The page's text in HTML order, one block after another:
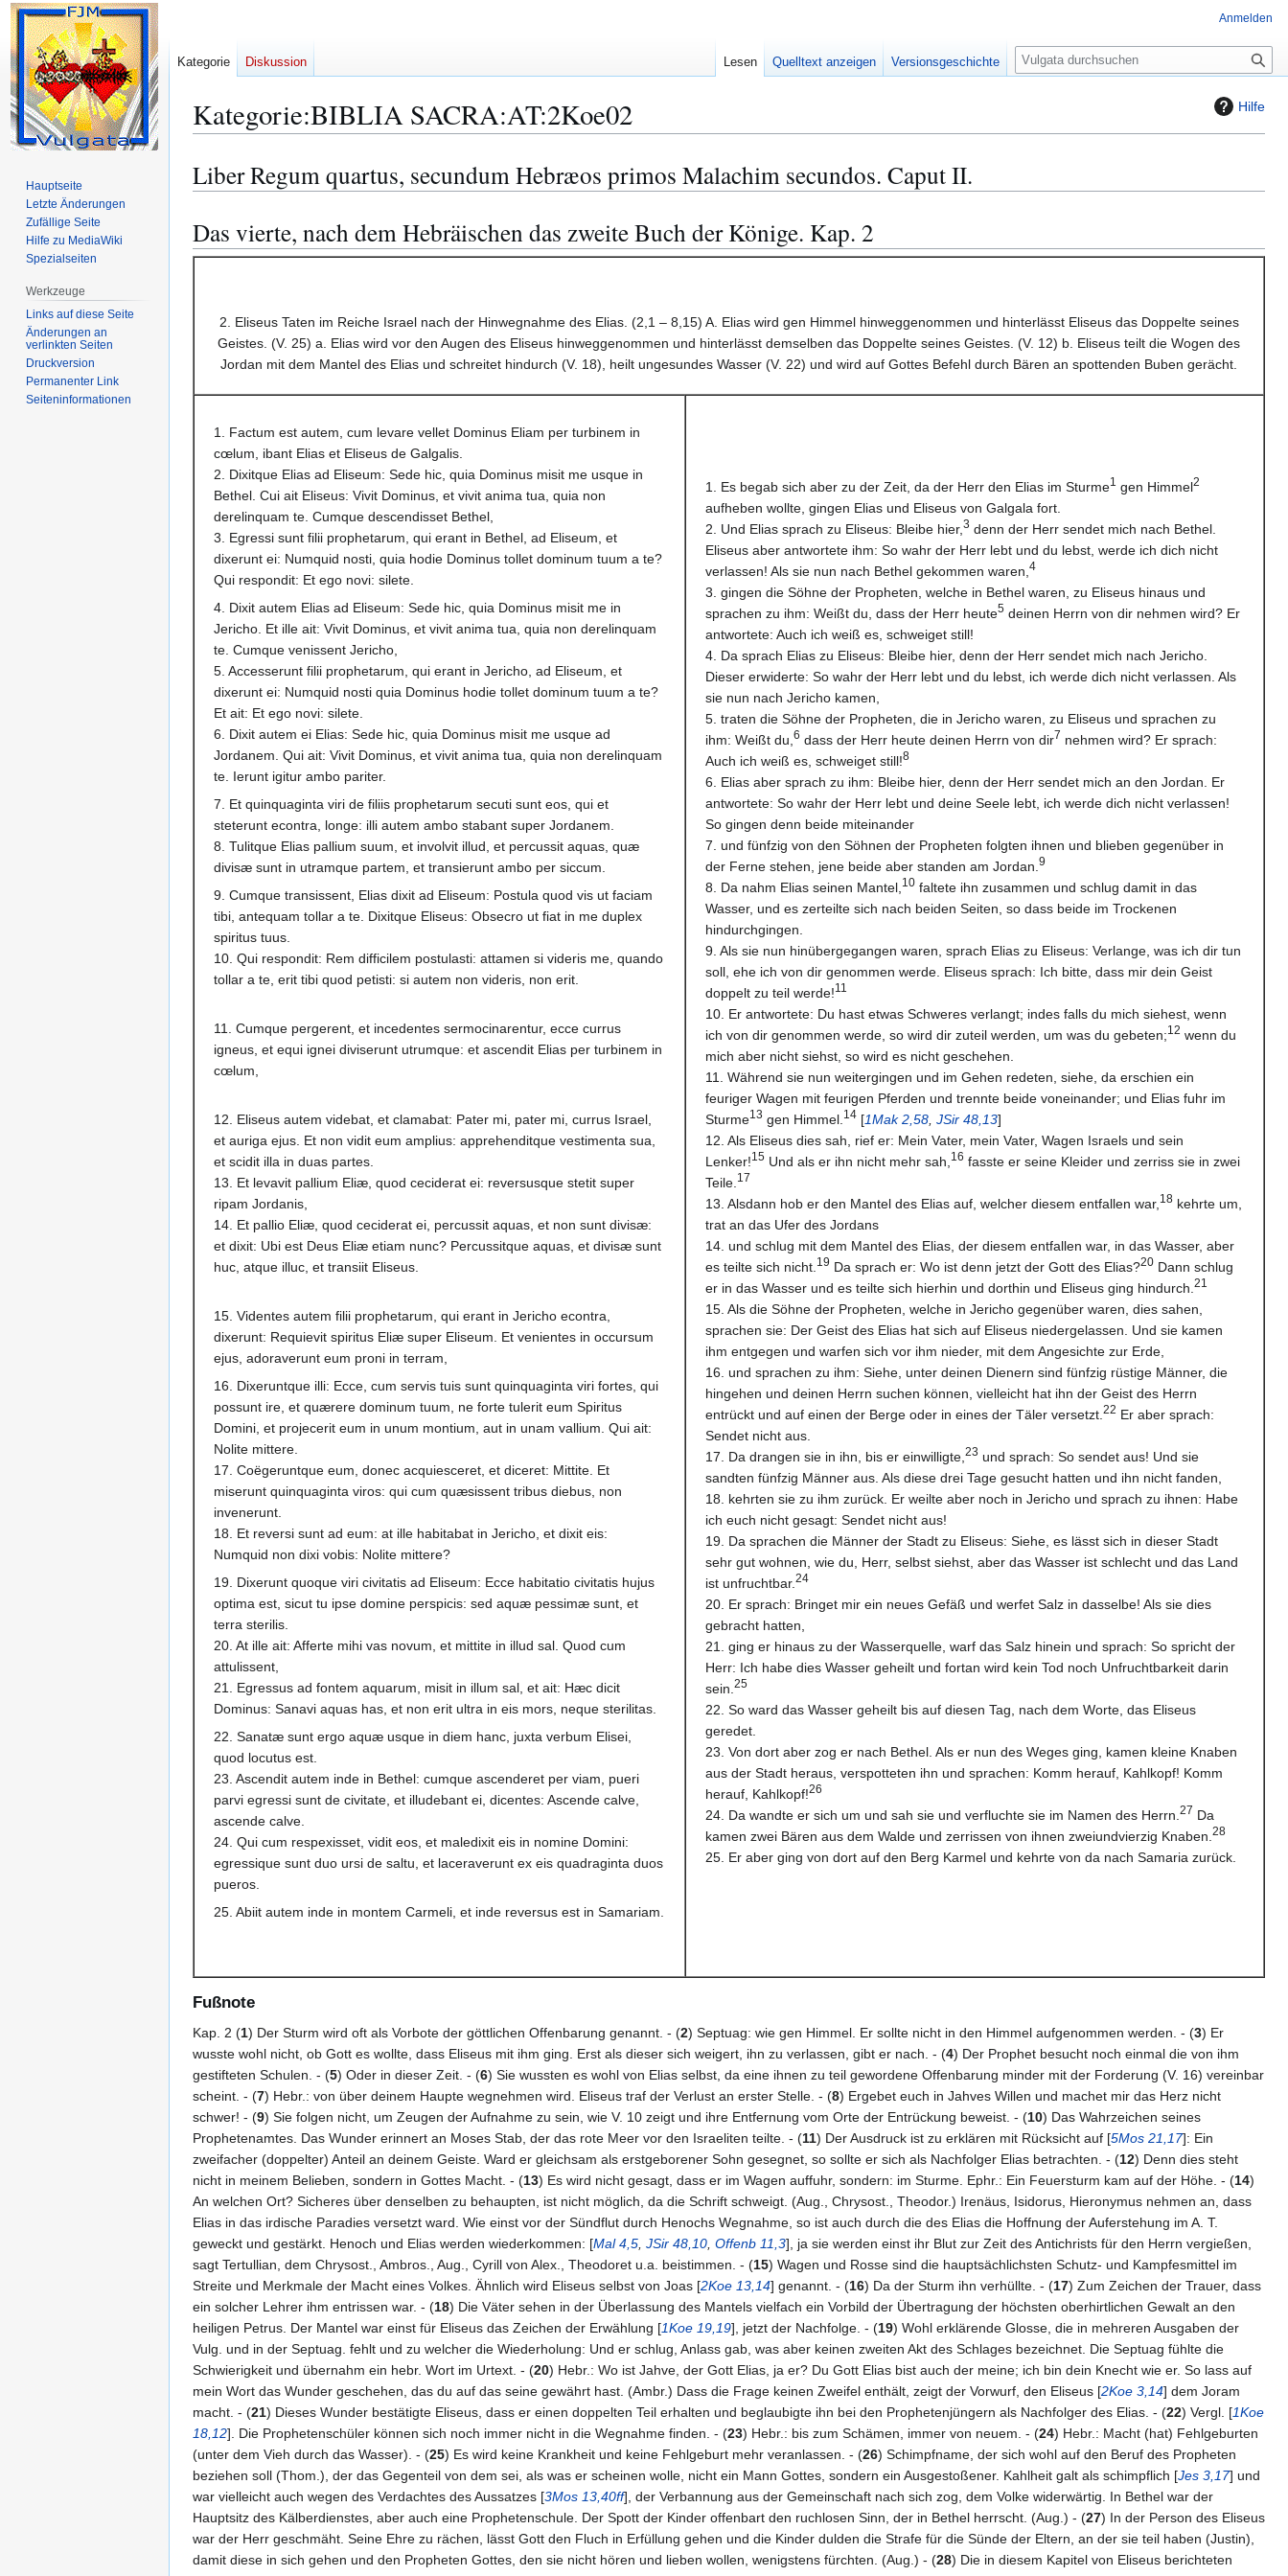
Hilfe
Kategorie:BIBLIA SACRA:AT:2Koe02
Zur
Navigation
Zur
Suche
Liber Regum quartus, secundum Hebræos primos Malachim secundos. Caput II.
Das vierte, nach dem Hebräischen das zweite Buch der Könige. Kap. 2
2. Eliseus Taten im Reiche Israel nach der Hinwegnahme des Elias. (2,1 – 8,15) A. Elias wird gen Himmel hinweggenommen und hinterlässt Eliseus das Doppelte seines
Geistes. (V. 25) a. Elias wird vor den Augen des Eliseus hinweggenommen und hinterlässt demselben das Doppelte seines Geistes. (V. 12) b. Eliseus teilt die Wogen des
Jordan mit dem Mantel des Elias und schreitet hindurch (V. 18), heilt ungesundes Wasser (V. 22) und wird auf Gottes Befehl durch Bären an spottenden Buben gerächt.
1. Factum est autem, cum levare vellet Dominus Eliam per turbinem in
cœlum, ibant Elias et Eliseus de Galgalis.
2. Dixitque Elias ad Eliseum: Sede hic, quia Dominus misit me usque in
Bethel. Cui ait Eliseus: Vivit Dominus, et vivit anima tua, quia non
derelinquam te. Cumque descendisset Bethel,
3. Egressi sunt filii prophetarum, qui erant in Bethel, ad Eliseum, et
dixerunt ei: Numquid nosti, quia hodie Dominus tollet dominum tuum a te?
Qui respondit: Et ego novi: silete.
4. Dixit autem Elias ad Eliseum: Sede hic, quia Dominus misit me in
Jericho. Et ille ait: Vivit Dominus, et vivit anima tua, quia non derelinquam
te. Cumque venissent Jericho,
5. Accesserunt filii prophetarum, qui erant in Jericho, ad Eliseum, et
dixerunt ei: Numquid nosti quia Dominus hodie tollet dominum tuum a te?
Et ait: Et ego novi: silete.
6. Dixit autem ei Elias: Sede hic, quia Dominus misit me usque ad
Jordanem. Qui ait: Vivit Dominus, et vivit anima tua, quia non derelinquam
te. Ierunt igitur ambo pariter.
7. Et quinquaginta viri de filiis prophetarum secuti sunt eos, qui et
steterunt econtra, longe: illi autem ambo stabant super Jordanem.
8. Tulitque Elias pallium suum, et involvit illud, et percussit aquas, quæ
divisæ sunt in utramque partem, et transierunt ambo per siccum.
9. Cumque transissent, Elias dixit ad Eliseum: Postula quod vis ut faciam
tibi, antequam tollar a te. Dixitque Eliseus: Obsecro ut fiat in me duplex
spiritus tuus.
10. Qui respondit: Rem difficilem postulasti: attamen si videris me, quando
tollar a te, erit tibi quod petisti: si autem non videris, non erit.
11. Cumque pergerent, et incedentes sermocinarentur, ecce currus
igneus, et equi ignei diviserunt utrumque: et ascendit Elias per turbinem in
cœlum,
12. Eliseus autem videbat, et clamabat: Pater mi, pater mi, currus Israel,
et auriga ejus. Et non vidit eum amplius: apprehenditque vestimenta sua,
et scidit illa in duas partes.
13. Et levavit pallium Eliæ, quod ceciderat ei: reversusque stetit super
ripam Jordanis,
14. Et pallio Eliæ, quod ceciderat ei, percussit aquas, et non sunt divisæ:
et dixit: Ubi est Deus Eliæ etiam nunc? Percussitque aquas, et divisæ sunt
huc, atque illuc, et transiit Eliseus.
15. Videntes autem filii prophetarum, qui erant in Jericho econtra,
dixerunt: Requievit spiritus Eliæ super Eliseum. Et venientes in occursum
ejus, adoraverunt eum proni in terram,
16. Dixeruntque illi: Ecce, cum servis tuis sunt quinquaginta viri fortes, qui
possunt ire, et quærere dominum tuum, ne forte tulerit eum Spiritus
Domini, et projecerit eum in unum montium, aut in unam vallium. Qui ait:
Nolite mittere.
17. Coëgeruntque eum, donec acquiesceret, et diceret: Mittite. Et
miserunt quinquaginta viros: qui cum quæsissent tribus diebus, non
invenerunt.
18. Et reversi sunt ad eum: at ille habitabat in Jericho, et dixit eis:
Numquid non dixi vobis: Nolite mittere?
19. Dixerunt quoque viri civitatis ad Eliseum: Ecce habitatio civitatis hujus
optima est, sicut tu ipse domine perspicis: sed aquæ pessimæ sunt, et
terra sterilis.
20. At ille ait: Afferte mihi vas novum, et mittite in illud sal. Quod cum
attulissent,
21. Egressus ad fontem aquarum, misit in illum sal, et ait: Hæc dicit
Dominus: Sanavi aquas has, et non erit ultra in eis mors, neque sterilitas.
22. Sanatæ sunt ergo aquæ usque in diem hanc, juxta verbum Elisei,
quod locutus est.
23. Ascendit autem inde in Bethel: cumque ascenderet per viam, pueri
parvi egressi sunt de civitate, et illudebant ei, dicentes: Ascende calve,
ascende calve.
24. Qui cum respexisset, vidit eos, et maledixit eis in nomine Domini:
egressique sunt duo ursi de saltu, et laceraverunt ex eis quadraginta duos
pueros.
25. Abiit autem inde in montem Carmeli, et inde reversus est in Samariam.
1. Es begab sich aber zu der Zeit, da der Herr den Elias im Sturme1 gen Himmel2
aufheben wollte, gingen Elias und Eliseus von Galgala fort.
2. Und Elias sprach zu Eliseus: Bleibe hier, 3 denn der Herr sendet mich nach Bethel.
Eliseus aber antwortete ihm: So wahr der Herr lebt und du lebst, werde ich dich nicht
verlassen! Als sie nun nach Bethel gekommen waren, 4
3. gingen die Söhne der Propheten, welche in Bethel waren, zu Eliseus hinaus und
sprachen zu ihm: Weißt du, dass der Herr heute5 deinen Herrn von dir nehmen wird? Er
antwortete: Auch ich weiß es, schweiget still!
4. Da sprach Elias zu Eliseus: Bleibe hier, denn der Herr sendet mich nach Jericho.
Dieser erwiderte: So wahr der Herr lebt und du lebst, ich werde dich nicht verlassen. Als
sie nun nach Jericho kamen,
5. traten die Söhne der Propheten, die in Jericho waren, zu Eliseus und sprachen zu
ihm: Weißt du, 6 dass der Herr heute deinen Herrn von dir7 nehmen wird? Er sprach:
Auch ich weiß es, schweiget still!8
6. Elias aber sprach zu ihm: Bleibe hier, denn der Herr sendet mich an den Jordan. Er
antwortete: So wahr der Herr lebt und deine Seele lebt, ich werde dich nicht verlassen!
So gingen denn beide miteinander
7. und fünfzig von den Söhnen der Propheten folgten ihnen und blieben gegenüber in
der Ferne stehen, jene beide aber standen am Jordan. 9
8. Da nahm Elias seinen Mantel, 10 faltete ihn zusammen und schlug damit in das
Wasser, und es zerteilte sich nach beiden Seiten, so dass beide im Trockenen
hindurchgingen.
9. Als sie nun hinübergegangen waren, sprach Elias zu Eliseus: Verlange, was ich dir tun
soll, ehe ich von dir genommen werde. Eliseus sprach: Ich bitte, dass mir dein Geist
doppelt zu teil werde!11
10. Er antwortete: Du hast etwas Schweres verlangt; indes falls du mich siehest, wenn
ich von dir genommen werde, so wird dir zuteil werden, um was du gebeten;12 wenn du
mich aber nicht siehst, so wird es nicht geschehen.
11. Während sie nun weitergingen und im Gehen redeten, siehe, da erschien ein
feuriger Wagen mit feurigen Pferden und trennte beide voneinander; und Elias fuhr im
Sturme13 gen Himmel. 14 [1Mak 2,58 JSir 48,13]
12. Als Eliseus dies sah, rief er: Mein Vater, mein Vater, Wagen Israels und sein
Lenker!15 Und als er ihn nicht mehr sah, 16 fasste er seine Kleider und zerriss sie in zwei
Teile. 17
13. Alsdann hob er den Mantel des Elias auf, welcher diesem entfallen war, 18 kehrte um,
trat an das Ufer des Jordans
14. und schlug mit dem Mantel des Elias, der diesem entfallen war, in das Wasser, aber
es teilte sich nicht. 19 Da sprach er: Wo ist denn jetzt der Gott des Elias?20 Dann schlug
er in das Wasser und es teilte sich hierhin und dorthin und Eliseus ging hindurch. 21
15. Als die Söhne der Propheten, welche in Jericho gegenüber waren, dies sahen,
sprachen sie: Der Geist des Elias hat sich auf Eliseus niedergelassen. Und sie kamen
ihm entgegen und warfen sich vor ihm nieder, mit dem Angesichte zur Erde,
16. und sprachen zu ihm: Siehe, unter deinen Dienern sind fünfzig rüstige Männer, die
hingehen und deinen Herrn suchen können, vielleicht hat ihn der Geist des Herrn
entrückt und auf einen der Berge oder in eines der Täler versetzt. 22 Er aber sprach:
Sendet nicht aus.
17. Da drangen sie in ihn, bis er einwilligte, 23 und sprach: So sendet aus! Und sie
sandten fünfzig Männer aus. Als diese drei Tage gesucht hatten und ihn nicht fanden,
18. kehrten sie zu ihm zurück. Er weilte aber noch in Jericho und sprach zu ihnen: Habe
ich euch nicht gesagt: Sendet nicht aus!
19. Da sprachen die Männer der Stadt zu Eliseus: Siehe, es lässt sich in dieser Stadt
sehr gut wohnen, wie du, Herr, selbst siehst, aber das Wasser ist schlecht und das Land
ist unfruchtbar. 24
20. Er sprach: Bringet mir ein neues Gefäß und werfet Salz in dasselbe! Als sie dies
gebracht hatten,
21. ging er hinaus zu der Wasserquelle, warf das Salz hinein und sprach: So spricht der
Herr: Ich habe dies Wasser geheilt und fortan wird kein Tod noch Unfruchtbarkeit darin
sein. 25
22. So ward das Wasser geheilt bis auf diesen Tag, nach dem Worte, das Eliseus
geredet.
23. Von dort aber zog er nach Bethel. Als er nun des Weges ging, kamen kleine Knaben
aus der Stadt heraus, verspotteten ihn und sprachen: Komm herauf, Kahlkopf! Komm
herauf, Kahlkopf!26
24. Da wandte er sich um und sah sie und verfluchte sie im Namen des Herrn. 27 Da
kamen zwei Bären aus dem Walde und zerrissen von ihnen zweiundvierzig Knaben. 28
25. Er aber ging von dort auf den Berg Karmel und kehrte von da nach Samaria zurück.
Fußnote
Kap. 2 (1) Der Sturm wird oft als Vorbote der göttlichen Offenbarung genannt. - (2) Septuag: wie gen Himmel. Er sollte nicht in den Himmel aufgenommen werden. - (3) Er
wusste wohl nicht, ob Gott es wollte, dass Eliseus mit ihm ging. Erst als dieser sich weigert, ihn zu verlassen, gibt er nach. - (4) Der Prophet besucht noch einmal die von ihm
gestifteten Schulen. - (5) Oder in dieser Zeit. - (6) Sie wussten es wohl von Elias selbst, da eine ihnen zu teil gewordene Offenbarung minder mit der Forderung (V. 16) vereinbar
scheint. - (7) Hebr.: von über deinem Haupte wegnehmen wird. Eliseus traf der Verlust an erster Stelle. - (8) Ergebet euch in Jahves Willen und machet mir das Herz nicht
schwer! - (9) Sie folgen nicht, um Zeugen der Aufnahme zu sein, wie V. 10 zeigt und ihre Entfernung vom Orte der Entrückung beweist. - (10) Das Wahrzeichen seines
Prophetenamtes. Das Wunder erinnert an Moses Stab, der das rote Meer vor den Israeliten teilte. - (11) Der Ausdruck ist zu erklären mit Rücksicht auf [5Mos 21,17]: Ein
zweifacher (doppelter) Anteil an deinem Geiste. Ward er gleichsam als erstgeborener Sohn gesegnet, so sollte er sich als Nachfolger Elias betrachten. - (12) Denn dies steht
nicht in meinem Belieben, sondern in Gottes Macht. - (13) Es wird nicht gesagt, dass er im Wagen auffuhr, sondern: im Sturme. Ephr.: Ein Feuersturm kam auf der Höhe. - (14)
An welchen Ort? Sicheres über denselben zu behaupten, ist nicht möglich, da die Schrift schweigt. (Aug., Chrysost., Theodor.) Irenäus, Isidorus, Hieronymus nehmen an, dass
Elias in das irdische Paradies versetzt ward. Wie einst vor der Sündflut durch Henochs Wegnahme, so ist auch durch die des Elias die Hoffnung der Auferstehung im A. T.
geweckt und gestärkt. Henoch und Elias werden wiederkommen: [Mal 4,5 JSir 48,10 Offenb 11,3], ja sie werden einst ihr Blut zur Zeit des Antichrists für den Herrn vergießen,
sagt Tertullian, dem Chrysost., Ambros., Aug., Cyrill von Alex., Theodoret u.a. beistimmen. - (15) Wagen und Rosse sind die hauptsächlichsten Schutz- und Kampfesmittel im
Streite und Merkmale der Macht eines Volkes. Ähnlich wird Eliseus selbst von Joas [2Koe 13,14] genannt. - (16) Da der Sturm ihn verhüllte. - (17) Zum Zeichen der Trauer, dass
ein solcher Lehrer ihm entrissen war. - (18) Die Väter sehen in der Überlassung des Mantels vielfach ein Vorbild der Übertragung der höchsten oberhirtlichen Gewalt an den
heiligen Petrus. Der Mantel war einst für Eliseus das Zeichen der Erwählung [1Koe 19,19], jetzt der Nachfolge. - (19) Wohl erklärende Glosse, die in mehreren Ausgaben der
Vulg. und in der Septuag. fehlt und zu welcher die Wiederholung: Und er schlug, Anlass gab, was aber keinen zweiten Akt des Schlages bezeichnet. Die Septuag fühlte die
Schwierigkeit und übernahm ein hebr. Wort im Urtext. - (20) Hebr.: Wo ist Jahve, der Gott Elias, ja er? Du Gott Elias bist auch der meine; ich bin dein Knecht wie er. So lass auf
mein Wort das Wunder geschehen, das du auf das seine gewährt hast. (Ambr.) Dass die Frage keinen Zweifel enthält, zeigt der Vorwurf, den Eliseus [2Koe 3,14] dem Joram
macht. - (21) Dieses Wunder bestätigte Eliseus, dass er einen doppelten Teil erhalten und beglaubigte ihn bei den Prophetenjüngern als Nachfolger des Elias. - (22) Vergl. [1Koe
18,12]. Die Prophetenschüler können sich noch immer nicht in die Wegnahme finden. - (23) Hebr.: bis zum Schämen, immer von neuem. - (24) Hebr.: Macht (hat) Fehlgeburten
(unter dem Vieh durch das Wasser). - (25) Es wird keine Krankheit und keine Fehlgeburt mehr veranlassen. - (26) Schimpfname, der sich wohl auf den Beruf des Propheten
beziehen soll (Thom.), der das Gegenteil von dem sei, als was er scheinen wolle, nicht ein Mann Gottes, sondern ein Ausgestoßener. Kahlheit galt als schimpflich [Jes 3,17] und
war vielleicht auch wegen des Verdachtes des Aussatzes [3Mos 13,40ff], der Verbannung aus der Gemeinschaft nach sich zog, dem Volke widerwärtig. In Bethel war der
Hauptsitz des Kälberdienstes, aber auch eine Prophetenschule. Der Spott der Kinder offenbart den ruchlosen Sinn, der in Bethel herrscht. (Aug.) - (27) In der Person des Eliseus
war der Herr geschmäht. Seine Ehre zu rächen, lässt Gott den Fluch in Erfüllung gehen und die Kinder dulden die Strafe für die Sünde der Eltern, an der sie teil haben (Justin),
damit diese in sich gehen und den Propheten Gottes, den sie nicht hören und lieben wollen, wenigstens fürchten. (Aug.) - (28) Die in diesem Kapitel von Eliseus berichteten
Anmelden
Kategorie Diskussion Lesen Quelltext anzeigen Versionsgeschichte
S
u
e
Hauptseite
Letzte Änderungen
Zufällige Seite
Hilfe zu MediaWiki
Spezialseiten
Werkzeuge
Links auf diese Seite
Änderungen an
verlinkten Seiten
Druckversion
Permanenter Link
Seiten­­informationen